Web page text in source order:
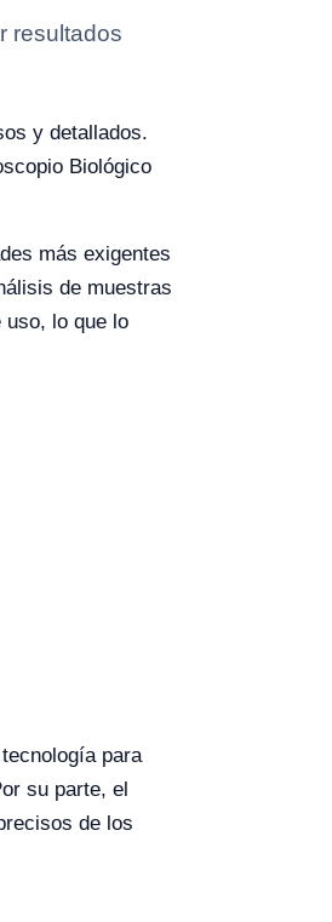
resultados
y detallados.
Biológico
más exigentes
de muestras
uso, lo que lo
para
su parte, el
de los